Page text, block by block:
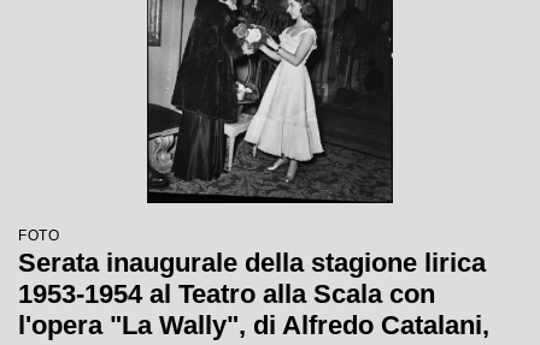
FOTO
Serata inaugurale della stagione lirica
1953-1954 al Teatro alla Scala con
l'opera "La Wally", di Alfredo Catalani,